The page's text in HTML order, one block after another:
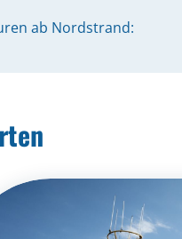
ab Nordstrand: